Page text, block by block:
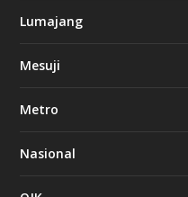
Lumajang
Mesuji
Metro
Nasional